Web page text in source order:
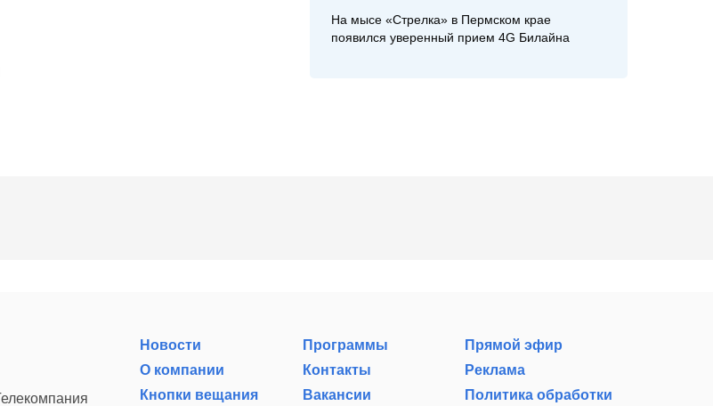
На мысе «Стрелка» в Пермском крае
появился уверенный прием 4G Билайна
Новости Программы
Прямой эфир
О компании
Контакты
Реклама
Кнопки вещания
Вакансии Политика обработки